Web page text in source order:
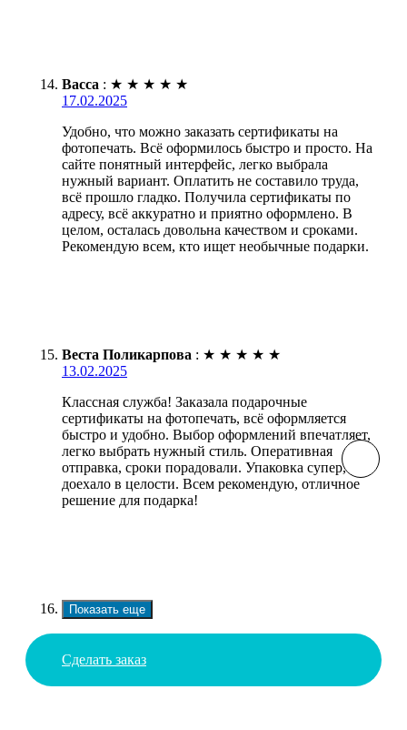
Васса : ★ ★ ★ ★ ★
17.02.2025
Удобно, что можно заказать сертификаты на
фотопечать. Всё оформилось быстро и просто. На
сайте понятный интерфейс, легко выбрала
нужный вариант. Оплатить не составило труда,
всё прошло гладко. Получила сертификаты по
адресу, всё аккуратно и приятно оформлено. В
целом, осталась довольна качеством и сроками.
Рекомендую всем, кто ищет необычные подарки.
Веста Поликарпова : ★ ★ ★ ★ ★
13.02.2025
Классная служба! Заказала подарочные
сертификаты на фотопечать, всё оформляется
быстро и удобно. Выбор оформлений впечатляет,
легко выбрать нужный стиль. Оперативная
отправка, сроки порадовали. Упаковка супер, всё
доехало в целости. Всем рекомендую, отличное
решение для подарка!
Показать еще
Сделать заказ